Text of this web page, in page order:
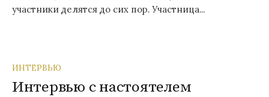
участники делятся до сих пор. Участница...
ИНТЕРВЬЮ
Интервью с настоятелем